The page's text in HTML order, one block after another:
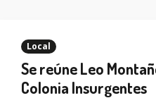
Local
Se reúne Leo
Colonia Insurgentes